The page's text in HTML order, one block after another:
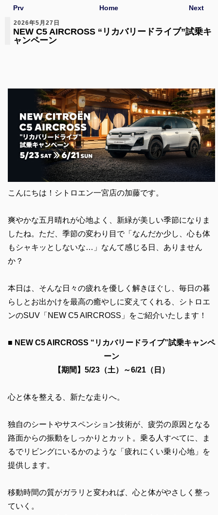
Next
Prv Home
2026年5月27日
NEW C5 AIRCROSS “リカバリードライブ”試乗キ
ャンペーン
こんにちは！シトロエン一宮店の加藤です。
爽やかな五月晴れが心地よく、新緑が美しい季節になりま
したね。ただ、季節の変わり目で「なんだか少し、心も体
もシャキッとしないな…」なんて感じる日、ありません
か？
本日は、そんな日々の疲れを優しく解きほぐし、毎日の暮
らしとお出かけを最高の癒やしに変えてくれる、シトロエ
ンのSUV「NEW C5 AIRCROSS」をご紹介いたします！
■ NEW C5 AIRCROSS “リカバリードライブ”試乗キャンペ
ーン
【期間】5/23（土）～6/21（日）
心と体を整える、新たな走りへ。
独自のシートやサスペンション技術が、疲労の原因となる
路面からの振動をしっかりとカット。乗る人すべてに、ま
るでリビングにいるかのような「疲れにくい乗り心地」を
提供します。
移動時間の質がガラリと変われば、心と体がやさしく整っ
ていく。